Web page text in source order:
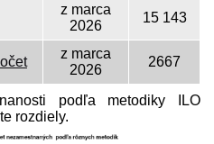
z marca
2026
15 143
z marca
2026
2667
podľa metodiky ILO
rozdiely.